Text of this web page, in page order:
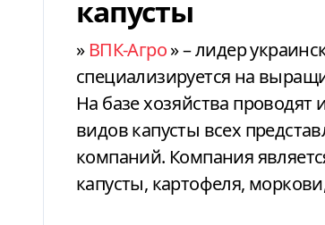
капусты
» ВПК-Агро» – лидер
специализируется на
На базе хозяйства
видов капусты всех
компаний. Компания
капусты, картофеля,